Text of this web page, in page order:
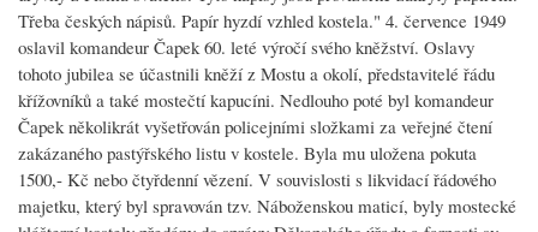
Třeba českých nápisů. Papír hyzdí vzhled kostela." 4. července 1949
oslavil komandeur Čapek 60. leté výročí svého kněžství. Oslavy
tohoto jubilea se účastnili kněží z Mostu a okolí, představitelé řádu
křížovníků a také mostečtí kapucíni. Nedlouho poté byl komandeur
Čapek několikrát vyšetřován policejními složkami za veřejné čtení
zakázaného pastýřského listu v kostele. Byla mu uložena pokuta
1500,- Kč nebo čtyřdenní vězení. V souvislosti s likvidací řádového
majetku, který byl spravován tzv. Náboženskou maticí, byly mostecké